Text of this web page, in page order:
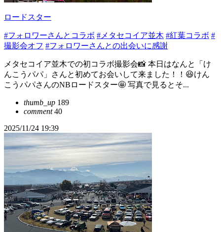
ロードスター
#フォロワーさんとコラボ #メタセコイア並木 #紅葉コラボ #
撮影会オフ #フォロワーさんとの出会いに感謝
メタセコイア並木での初コラボ撮影会📸 本日はなんと「け
んこうパパ」さんと初めてお会いして来ました！！😆けん
こうパパさんのNBロードスター🤩 写真で見るとそ...
thumb_up 189
comment40
2025/11/24 19:39